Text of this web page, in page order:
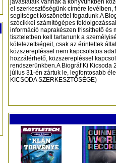
javaslataik vannak a könyvünkben
el szerkesztőségünk címére levélben,
segítséget köszönettel fogadunk.A
szócikkei számítógépes
információ naprakészen frissíthető és
tiszteletben kell tartanunk a
kötelezettségeit, csak az érintettek
közszerepléssel nem kapcsolatos
hozzáférhető, közszerepléssel
rendszerünkben.A Biográf Ki Kicsoda
július 31-én zártuk le, legfontosabb
KICSODA SZERKESZTŐSÉGE)